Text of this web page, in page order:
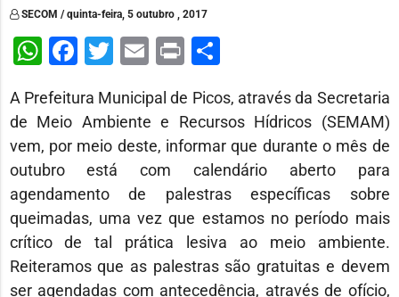
SECOM / quinta-feira, 5 outubro , 2017
WhatsApp
Facebook
Twitter
Email
PrintShare
A Prefeitura Municipal de Picos, através da Secretaria
de Meio Ambiente e Recursos Hídricos (SEMAM)
vem, por meio deste, informar que durante o mês de
outubro está com calendário aberto para
agendamento de palestras específicas sobre
queimadas, uma vez que estamos no período mais
crítico de tal prática lesiva ao meio ambiente.
Reiteramos que as palestras são gratuitas e devem
ser agendadas com antecedência, através de ofício,